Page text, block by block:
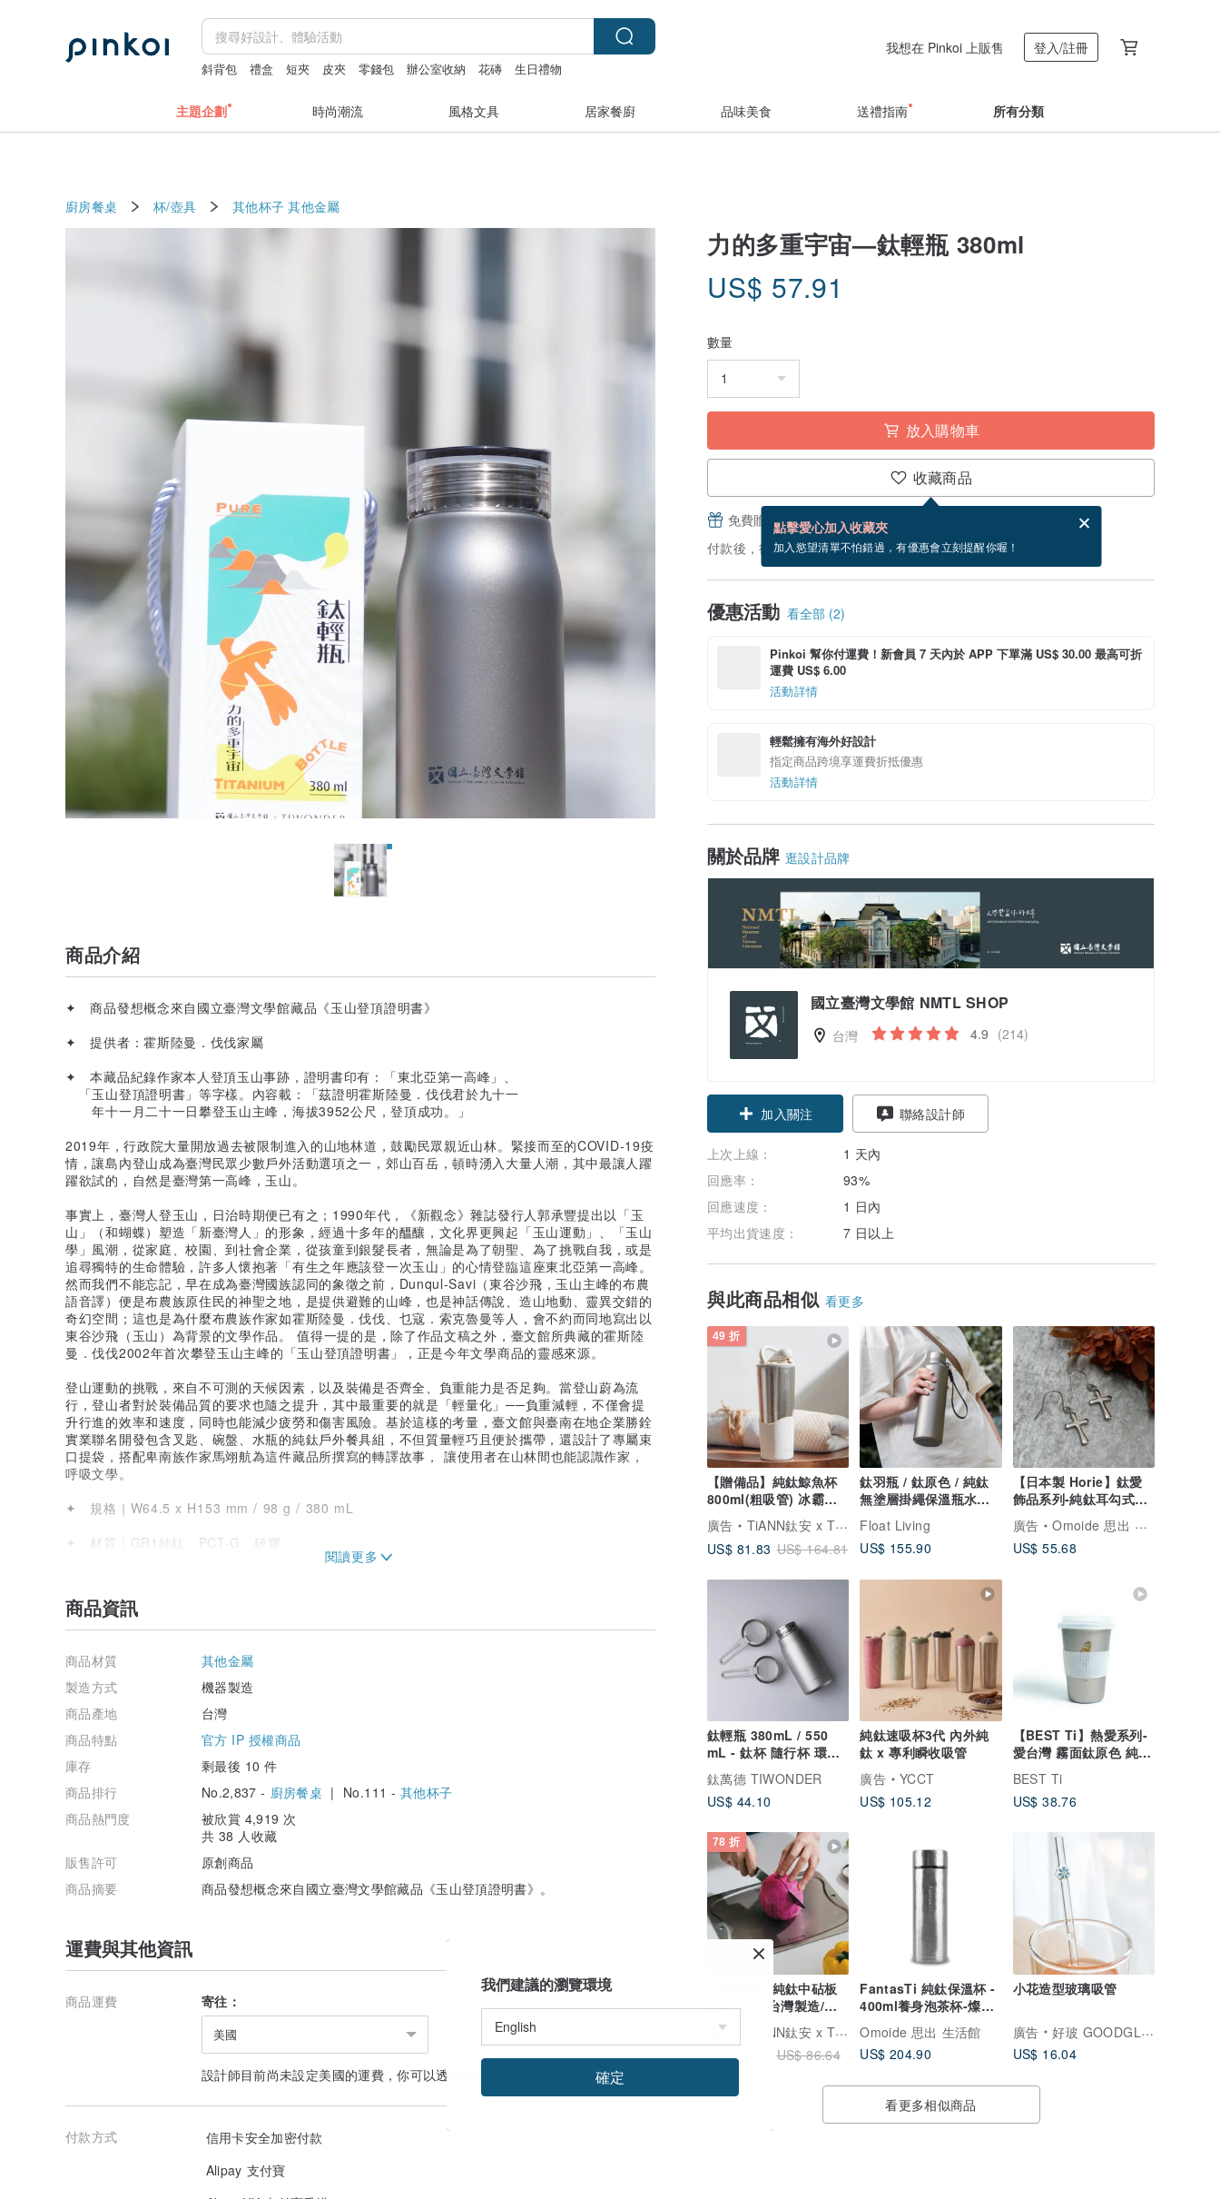
斜背包 禮盒 短夾 皮夾 零錢包 辦公室收納 花磚 生日禮物
我想在 Pinkoi 上販售 登入/註冊
主題企劃 時尚潮流 風格文具 居家餐廚 品味美食 送禮指南 所有分類
廚房餐桌 杯/壺具 其他杯子 其他金屬
力的多重宇宙—鈦輕瓶 380ml
US$ 57.91
數量
放入購物車
收藏商品
點擊愛心加入收藏夾
加入慾望清單不怕錯過，有優惠會立刻提醒你喔！
免費贈送電子賀卡，結帳完成後填寫
付款後，從備貨到寄出商品為 3 個工作天。（不包含假日）
優惠活動 看全部 (2)
Pinkoi 幫你付運費！新會員 7 天內於 APP 下單滿 US$ 30.00 最高可折
運費 US$ 6.00
活動詳情
輕鬆擁有海外好設計
指定商品跨境享運費折抵優惠
活動詳情
關於品牌 逛設計品牌
國立臺灣文學館 NMTL SHOP
台灣 4.9 (214)
加入關注 聯絡設計師
上次上線：
1 天內
回應率：
93%
回應速度：
1 日內
平均出貨速度：
7 日以上
與此商品相似 看更多
49 折
【贈備品】純鈦鯨魚杯
800ml(粗吸管) 冰霸杯/
吸管杯/飲料杯
廣告
TiANN鈦安 x TiKOBO鈦工坊
US$ 81.83 US$ 164.81
鈦羽瓶 / 鈦原色 / 純鈦
無塗層掛繩保溫瓶水壺
800ml
Float Living
US$ 155.90
【日本製 Horie】鈦愛
飾品系列-純鈦耳勾式十
字耳環-銀
廣告
Omoide 思出 生活館
US$ 55.68
鈦輕瓶 380mL / 550
mL - 鈦杯 隨行杯 環保
杯
鈦萬德 TIWONDER
US$ 44.10
純鈦速吸杯3代 內外純
鈦 x 專利瞬收吸管
廣告
YCCT
US$ 105.12
【BEST Ti】熱愛系列-
愛台灣 霧面鈦原色 純鈦
隨行杯 450ml
BEST Ti
US$ 38.76
78 折
【不發霉】純鈦中砧板
28x23cm 台灣製造/台
美專利 (安全無毒)
廣告
TiANN鈦安 x TiKOBO鈦工坊
US$ 67.93
US$ 86.64
FantasTi 純鈦保溫杯 -
400ml養身泡茶杯-燦銀
Omoide 思出 生活館
US$ 204.90
小花造型玻璃吸管
廣告
好玻 GOODGLAS
US$ 16.04
看更多相似商品
商品介紹
✦ 商品發想概念來自國立臺灣文學館藏品《玉山登頂證明書》
✦ 提供者：霍斯陸曼．伐伐家屬
✦ 本藏品紀錄作家本人登頂玉山事跡，證明書印有：「東北亞第一高峰」、
「玉山登頂證明書」等字樣。內容載：「茲證明霍斯陸曼．伐伐君於九十一
年十一月二十一日攀登玉山主峰，海拔3952公尺，登頂成功。」
2019年，行政院大量開放過去被限制進入的山地林道，鼓勵民眾親近山林。緊接而至的COVID-19疫
情，讓島內登山成為臺灣民眾少數戶外活動選項之一，郊山百岳，頓時湧入大量人潮，其中最讓人躍
躍欲試的，自然是臺灣第一高峰，玉山。
事實上，臺灣人登玉山，日治時期便已有之；1990年代，《新觀念》雜誌發行人郭承豐提出以「玉
山」（和蝴蝶）塑造「新臺灣人」的形象，經過十多年的醞釀，文化界更興起「玉山運動」、「玉山
學」風潮，從家庭、校園、到社會企業，從孩童到銀髮長者，無論是為了朝聖、為了挑戰自我，或是
追尋獨特的生命體驗，許多人懷抱著「有生之年應該登一次玉山」的心情登臨這座東北亞第一高峰。
然而我們不能忘記，早在成為臺灣國族認同的象徵之前，Dunqul-Savi（東谷沙飛，玉山主峰的布農
語音譯）便是布農族原住民的神聖之地，是提供避難的山峰，也是神話傳說、造山地動、靈異交錯的
奇幻空間；這也是為什麼布農族作家如霍斯陸曼．伐伐、乜寇．索克魯曼等人，會不約而同地寫出以
東谷沙飛（玉山）為背景的文學作品。 值得一提的是，除了作品文稿之外，臺文館所典藏的霍斯陸
曼．伐伐2002年首次攀登玉山主峰的「玉山登頂證明書」，正是今年文學商品的靈感來源。
登山運動的挑戰，來自不可測的天候因素，以及裝備是否齊全、負重能力是否足夠。當登山蔚為流
行，登山者對於裝備品質的要求也隨之提升，其中最重要的就是「輕量化」──負重減輕，不僅會提
升行進的效率和速度，同時也能減少疲勞和傷害風險。基於這樣的考量，臺文館與臺南在地企業勝銓
實業聯名開發包含叉匙、碗盤、水瓶的純鈦戶外餐具組，不但質量輕巧且便於攜帶，還設計了專屬束
口提袋，搭配卑南族作家馬翊航為這件藏品所撰寫的轉譯故事， 讓使用者在山林間也能認識作家，
呼吸文學。
✦ 規格｜W64.5 x H153 mm / 98 g / 380 mL
✦ 材質｜GR1純鈦、PCT-G、矽膠
▴初次使用前請以清水與中性洗碗精配合海綿進行清洗。
▴請勿放入微波/烤箱/洗碗機/烘碗機。
不可使用鋼刷、菜瓜布或纖維刷進行刷洗。
▴鈦輕瓶內膽無經過電解及過蠟拋光，長期使用會呈暗沉為正常現象，請安心使用。
商品資訊
商品材質
其他金屬
製造方式
機器製造
商品產地
台灣
商品特點
官方 IP 授權商品
庫存
剩最後 10 件
商品排行
No.2,837 - 廚房餐桌 | No.111 - 其他杯子
商品熱門度
被欣賞 4,919 次
共 38 人收藏
販售許可
原創商品
商品摘要
商品發想概念來自國立臺灣文學館藏品《玉山登頂證明書》。
運費與其他資訊
商品運費 寄往：
美國
設計師目前尚未設定美國的運費，你可以透過 討論合適的運送方式
付款方式
信用卡安全加密付款
Alipay 支付寶
我們建議的瀏覽環境
確定